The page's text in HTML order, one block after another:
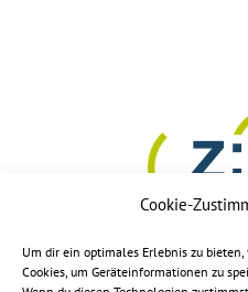
Cookie-
Um dir ein optimales Erlebnis zu
Cookies, um Geräteinformationen zu